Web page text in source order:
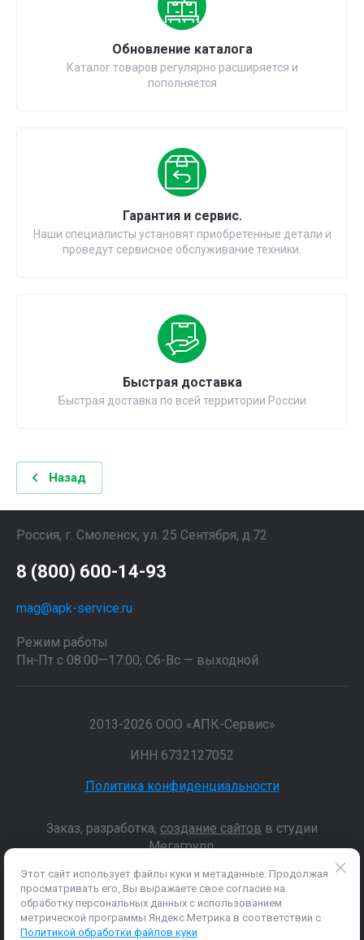
Обновление каталога
Каталог товаров регулярно расширяется и
пополняется
Гарантия и сервис.
Наши специалисты установят приобретенные детали и
проведут сервисное обслуживание техники.
Быстрая доставка
Быстрая доставка по всей территории России
Назад
Россия, г. Смоленск, ул. 25 Сентября, д.72
8 (800) 600-14-93
mag@apk-service.ru
Режим работы
Пн-Пт с 08:00—17:00; Сб-Вс — выходной
2013-2026 ООО «АПК-Сервис»
ИНН 6732127052
Политика конфиденциальности
Заказ, разработка, создание сайтов в студии
Мегагрупп.
Данные о товарах и услугах, включая цены и технические
характеристики, представленные на сайте, не являются
публичной офертой, определяемой положениями Статьи 437 (2)
Этот сайт использует файлы куки и метаданные. Продолжая
просматривать его, Вы выражаете свое согласие на
обработку персональных данных с использованием
метрической программы Яндекс.Метрика в соответствии с
Политикой обработки файлов куки